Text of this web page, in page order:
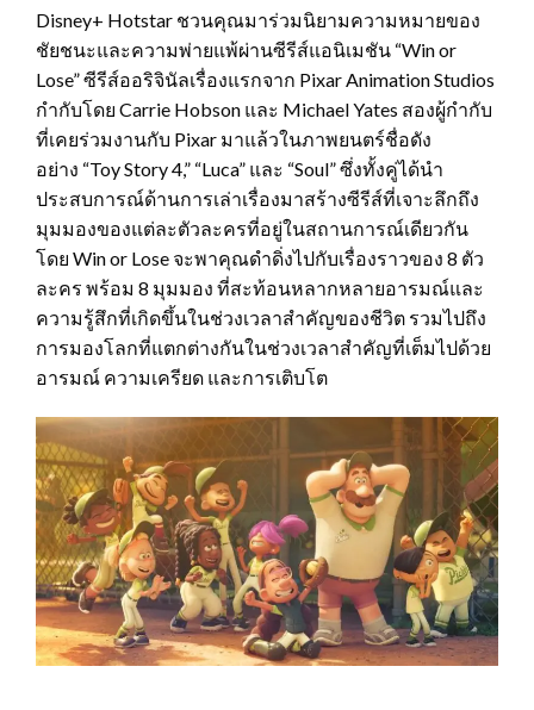
Disney+ Hotstar ชวนคุณมาร่วมนิยามความหมายของ
ชัยชนะและความพ่ายแพ้ผ่านซีรีส์แอนิเมชัน “Win or
Lose” ซีรีส์ออริจินัลเรื่องแรกจาก Pixar Animation Studios
กำกับโดย Carrie Hobson และ Michael Yates สองผู้กำกับ
ที่เคยร่วมงานกับ Pixar มาแล้วในภาพยนตร์ชื่อดัง
อย่าง “Toy Story 4,” “Luca” และ “Soul” ซึ่งทั้งคู่ได้นำ
ประสบการณ์ด้านการเล่าเรื่องมาสร้างซีรีส์ที่เจาะลึกถึง
มุมมองของแต่ละตัวละครที่อยู่ในสถานการณ์เดียวกัน
โดย Win or Lose จะพาคุณดำดิ่งไปกับเรื่องราวของ 8 ตัว
ละคร พร้อม 8 มุมมอง ที่สะท้อนหลากหลายอารมณ์และ
ความรู้สึกที่เกิดขึ้นในช่วงเวลาสำคัญของชีวิต รวมไปถึง
การมองโลกที่แตกต่างกันในช่วงเวลาสำคัญที่เต็มไปด้วย
อารมณ์ ความเครียด และการเติบโต